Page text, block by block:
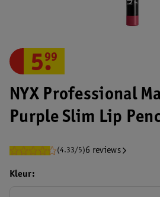
NYX Professional
Purple Slim Lip
(4.33/5)6 reviews
5.
99
Kleur